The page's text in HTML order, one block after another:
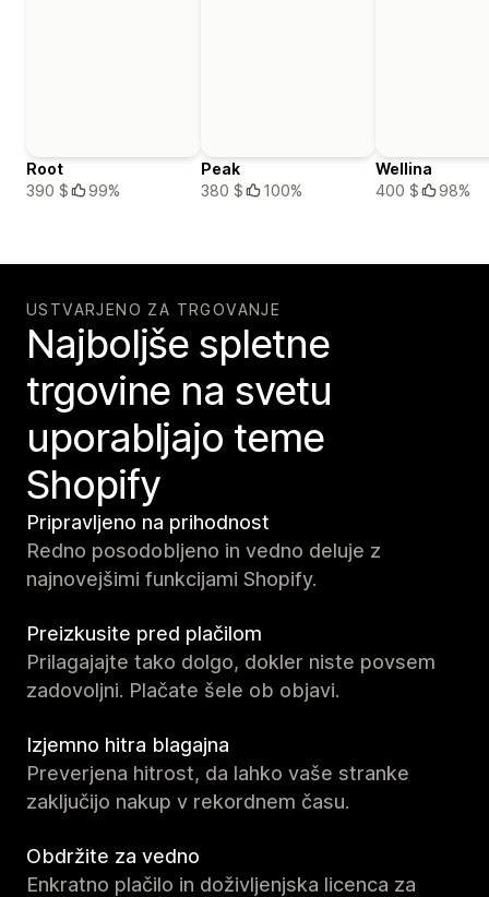
Root
390 $
99%
Peak
380 $
100%
Wellina
400 $
98%
USTVARJENO ZA TRGOVANJE
Najboljše spletne
trgovine na svetu
uporabljajo teme
Shopify
Pripravljeno na prihodnost
Redno posodobljeno in vedno deluje z
najnovejšimi funkcijami Shopify.
Preizkusite pred plačilom
Prilagajajte tako dolgo, dokler niste povsem
zadovoljni. Plačate šele ob objavi.
Izjemno hitra blagajna
Preverjena hitrost, da lahko vaše stranke
zaključijo nakup v rekordnem času.
Obdržite za vedno
Enkratno plačilo in doživljenjska licenca za